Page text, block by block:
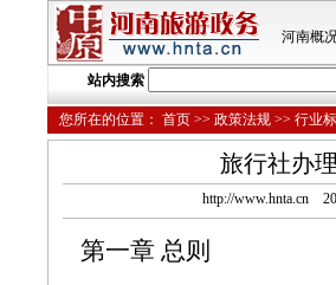
河南概
站内搜索
您所在的位置： 首页 >> 政策法规 >> 行业
旅行社办
http://www.hnta.cn
第一章 总则